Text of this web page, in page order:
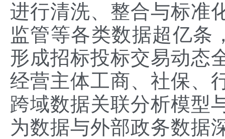
进行清洗、整合与标准
监管等各类数据超亿条
形成招标投标交易动态
经营主体工商、社保、
跨域数据关联分析模型
为数据与外部政务数据